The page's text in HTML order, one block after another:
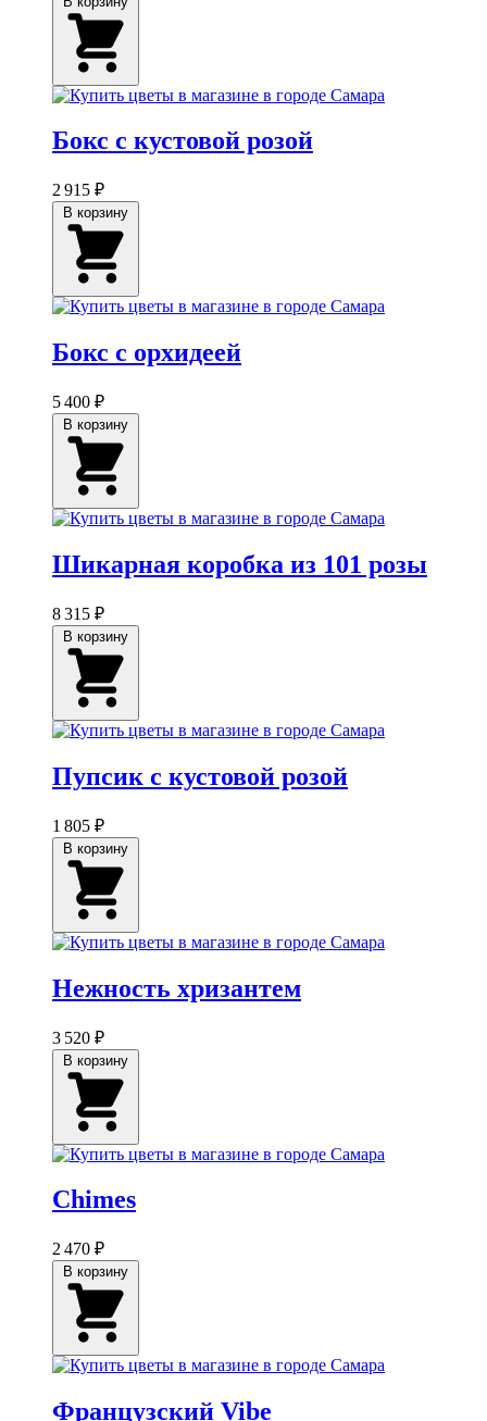
Бокс с кустовой розой
2 915 ₽
Бокс с орхидеей
5 400 ₽
Шикарная коробка из 101 розы
8 315 ₽
Пупсик с кустовой розой
1 805 ₽
Нежность хризантем
3 520 ₽
Chimes
2 470 ₽
Французский Vibe